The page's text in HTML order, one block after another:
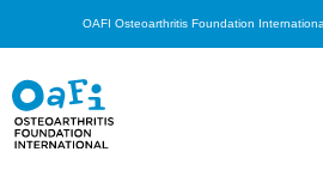
OAFI Osteoarthritis Foundation